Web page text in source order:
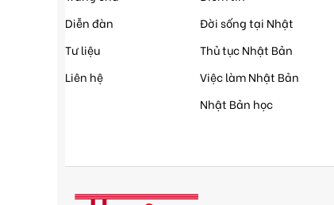
Diễn đàn
Tư liệu
Liên hệ
Đời sống tại Nhật
Thủ tục Nhật Bản
Việc làm Nhật Bản
Nhật Bản học